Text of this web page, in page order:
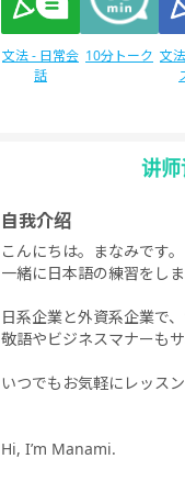
文法 - 日常会
話
10分トーク 文
讲
自我介绍
こんにちは。まなみです。
一緒に日本語の練習をしま
日系企業と外資系企業で
敬語やビジネスマナーもサ
いつでもお気軽にレッス
Hi, I’m Manami.